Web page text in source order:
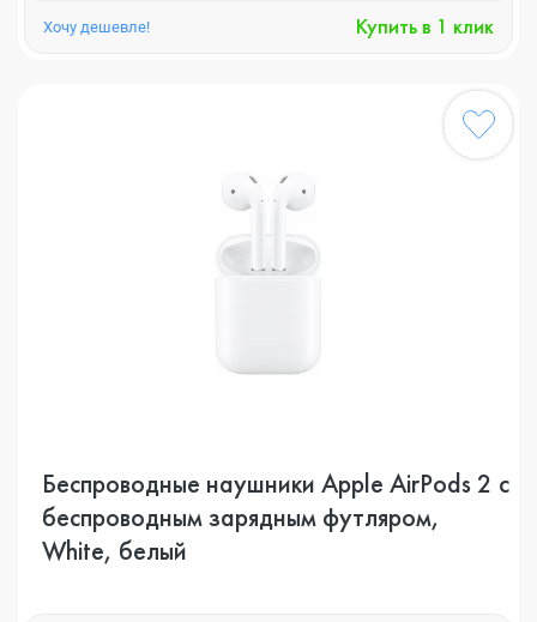
Хочу дешевле! Купить в 1 клик
Беспроводные наушники Apple AirPods 2 с
беспроводным зарядным футляром,
White, белый